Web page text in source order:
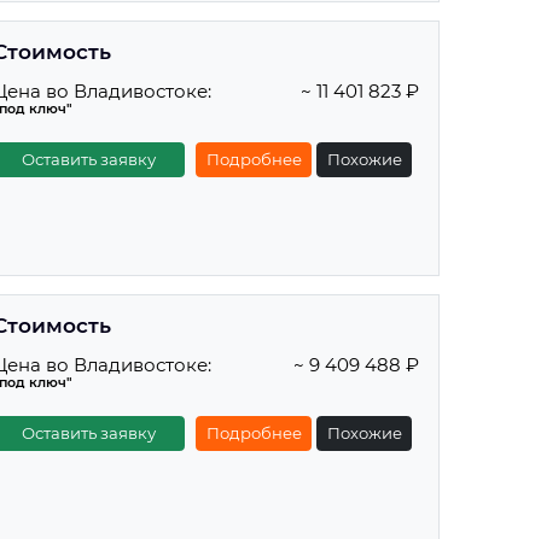
во Владивостоке:
ключ"
~ 11 401 823 ₽
Оставить заявку Подробнее Похожие
во Владивостоке:
ключ"
~ 9 409 488 ₽
Оставить заявку Подробнее Похожие